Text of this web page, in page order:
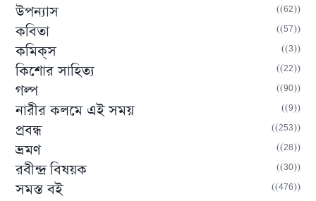
উপন্যাস (62)
কবিতা (57)
কমিক্‌স (3)
কিশোর সাহিত্য (22)
গল্প (90)
নারীর কলমে এই সময় (9)
প্রবন্ধ (253)
ভ্রমণ (28)
রবীন্দ্র বিষয়ক (30)
সমস্ত বই (476)